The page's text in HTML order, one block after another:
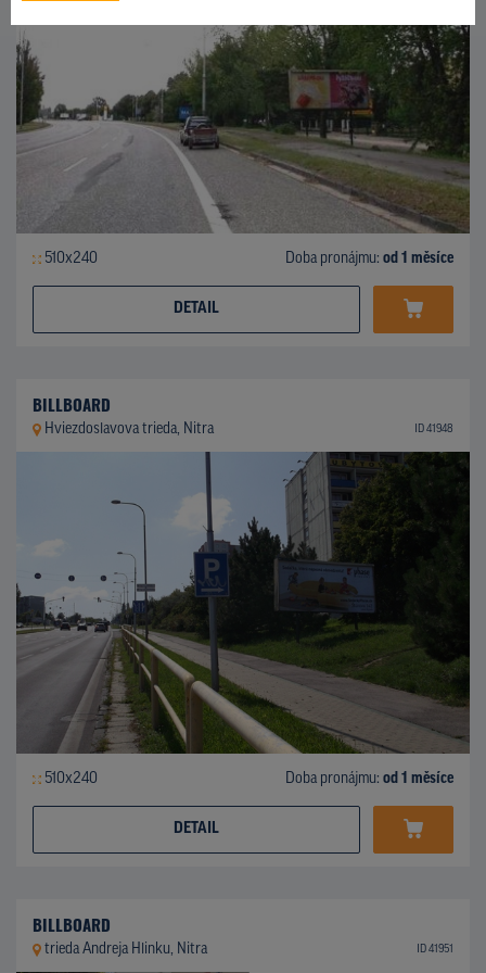
510x240 Doba pronájmu: od 1 měsíce
DETAIL
BILLBOARD
Hviezdoslavova trieda, Nitra ID 41948
510x240 Doba pronájmu: od 1 měsíce
DETAIL
BILLBOARD
trieda Andreja Hlinku, Nitra ID 41951